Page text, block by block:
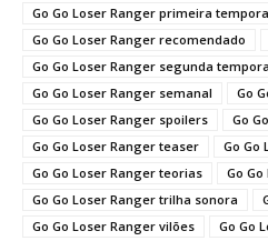
Go Go Loser Ranger primeira
Go Go Loser Ranger recomendado
Go Go Loser Ranger segunda
Go Go Loser Ranger semanal
Go
Go Go Loser Ranger spoilers
Go
Go Go Loser Ranger teaser
Go Go
Go Go Loser Ranger teorias
Go
Go Go Loser Ranger trilha sonora
Go Go Loser Ranger vilões
Go Go